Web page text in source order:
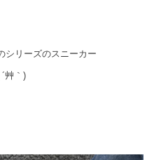
シリーズのスニーカー
艸｀)